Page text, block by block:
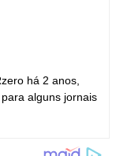
há 2 anos,
alguns jornais